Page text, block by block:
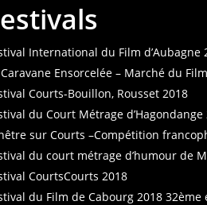
International du Film d’Aubagne
Ensorcelée – Marché du
Courts-Bouillon, Rousset 2018
du Court Métrage d’Hagondange
sur Courts –Compétition
du court métrage d’humour de
CourtsCourts 2018
du Film de Cabourg 2018 32ème